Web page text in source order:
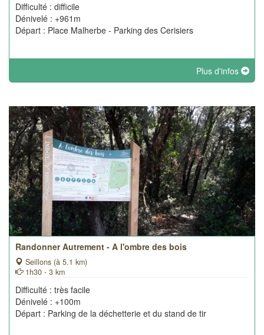
Difficulté : difficile
Dénivelé : +961m
Départ : Place Malherbe - Parking des Cerisiers
Plus d'infos
Randonner Autrement - A l'ombre des bois
Seillons (à 5.1 km)
1h30 - 3 km
Difficulté : très facile
Dénivelé : +100m
Départ : Parking de la déchetterie et du stand de tir